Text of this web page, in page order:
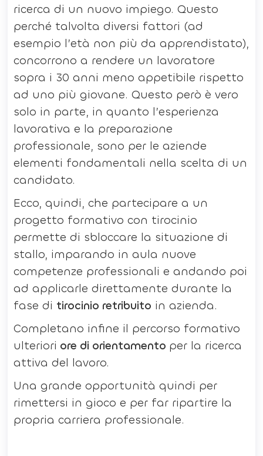
ricerca di un nuovo impiego. Questo
perché talvolta diversi fattori (ad
esempio l’età non più da apprendistato),
concorrono a rendere un lavoratore
sopra i 30 anni meno appetibile rispetto
ad uno più giovane. Questo però è vero
solo in parte, in quanto l’esperienza
lavorativa e la preparazione
professionale, sono per le aziende
elementi fondamentali nella scelta di un
candidato.
Ecco, quindi, che partecipare a un
progetto formativo con tirocinio
permette di sbloccare la situazione di
stallo, imparando in aula nuove
competenze professionali e andando poi
ad applicarle direttamente durante la
fase di tirocinio retribuito in azienda.
Completano infine il percorso formativo
ulteriori ore di orientamento per la ricerca
attiva del lavoro.
Una grande opportunità quindi per
rimettersi in gioco e per far ripartire la
propria carriera professionale.